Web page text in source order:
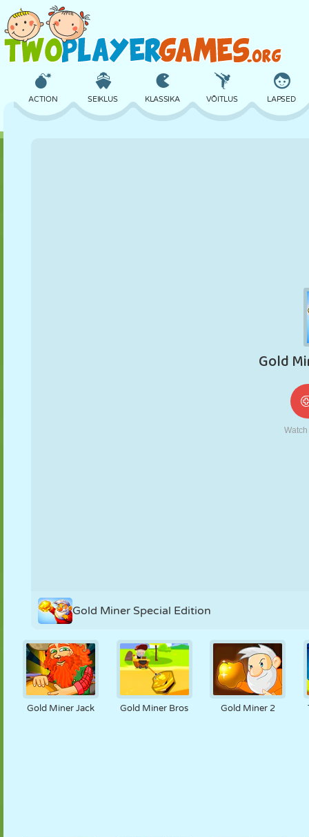
ACTION SEIKLUS KLASSIKA VÕITLUS LAPSED
TRIPS-TRAPS-
TRULL
Gold Miner Special Edition
Gold Miner Jack Gold Miner Bros Gold Miner 2